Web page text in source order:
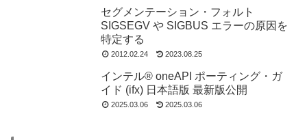
セグメンテーション・フォルト
SIGSEGV や SIGBUS エラーの原因を
特定する
2012.02.24 2023.08.25
インテル® oneAPI ポーティング・ガ
イド (ifx) 日本語版 最新版公開
2025.03.06 2025.03.06